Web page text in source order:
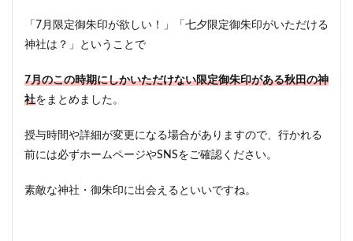
「7月限定御朱印が欲しい！」「七夕限定御朱印がいただける
神社は？」ということで
7月のこの時期にしかいただけない限定御朱印がある秋田の神
社をまとめました。
授与時間や詳細が変更になる場合がありますので、行かれる
前には必ずホームページやSNSをご確認ください。
素敵な神社・御朱印に出会えるといいですね。